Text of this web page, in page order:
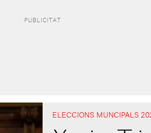
ELECCIONS MUNCIPALS